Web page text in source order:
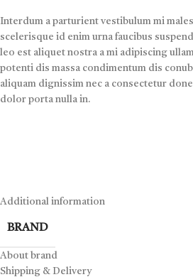
Interdum a parturient vestibulum mi
scelerisque id enim urna faucibus
leo est aliquet nostra a mi adipiscing
potenti dis massa condimentum dis
aliquam dignissim nec a consectetur
dolor porta nulla in.
Additional information
BRAND
About brand
Shipping & Delivery